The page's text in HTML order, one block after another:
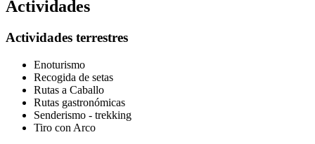
Actividades
Actividades terrestres
Enoturismo
Recogida de setas
Rutas a Caballo
Rutas gastronómicas
Senderismo - trekking
Tiro con Arco